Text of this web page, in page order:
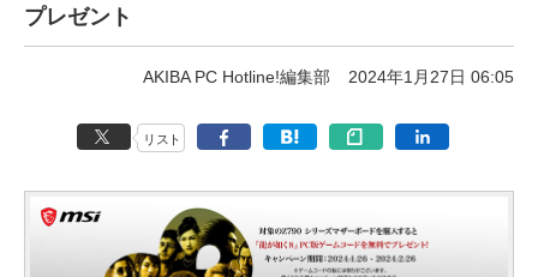
プレゼント
AKIBA PC Hotline!編集部 2024年1月27日 06:05
リスト